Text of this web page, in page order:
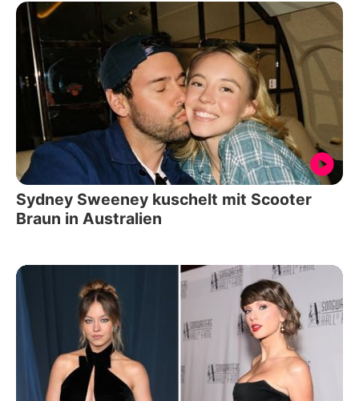
Sydney Sweeney kuschelt mit Scooter
Braun in Australien